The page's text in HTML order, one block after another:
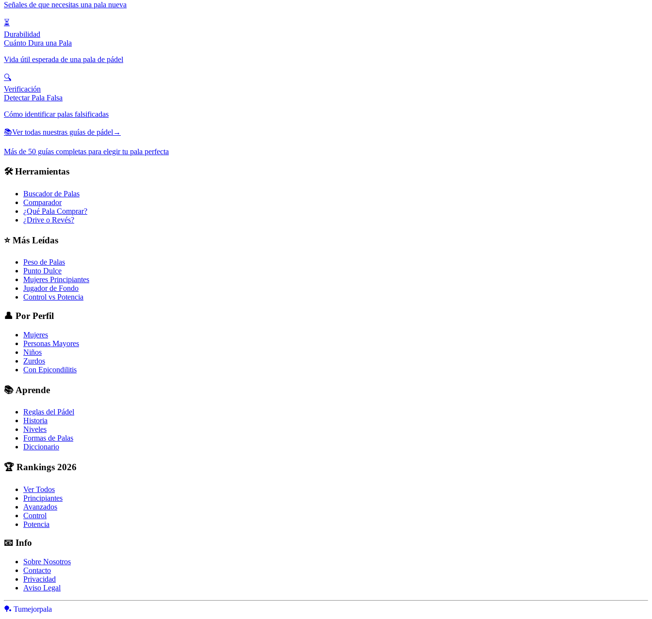
Señales de que necesitas una pala nueva
⏳
Durabilidad
Cuánto Dura una Pala
Vida útil esperada de una pala de pádel
🔍
Verificación
Detectar Pala Falsa
Cómo identificar palas falsificadas
📚Ver todas nuestras guías de pádel →
Más de 50 guías completas para elegir tu pala perfecta
🛠️Herramientas
Buscador de Palas
Comparador
¿Qué Pala Comprar?
¿Drive o Revés?
⭐Más Leídas
Peso de Palas
Punto Dulce
Mujeres Principiantes
Jugador de Fondo
Control vs Potencia
👤 Por Perfil
Mujeres
Personas Mayores
Niños
Zurdos
Con Epicondilitis
📚 Aprende
Reglas del Pádel
Historia
Niveles
Formas de Palas
Diccionario
🏆 Rankings 2026
Ver Todos
Principiantes
Avanzados
Control
Potencia
📧 Info
Sobre Nosotros
Contacto
Privacidad
Aviso Legal
🏓 Tumejorpala